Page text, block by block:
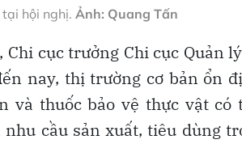
hội nghị. Ảnh: Quang Tấn
, Chi cục trưởng Chi cục Quản
nay, thị trường cơ bản ổn
và thuốc bảo vệ thực vật có
cầu sản xuất, tiêu dùng